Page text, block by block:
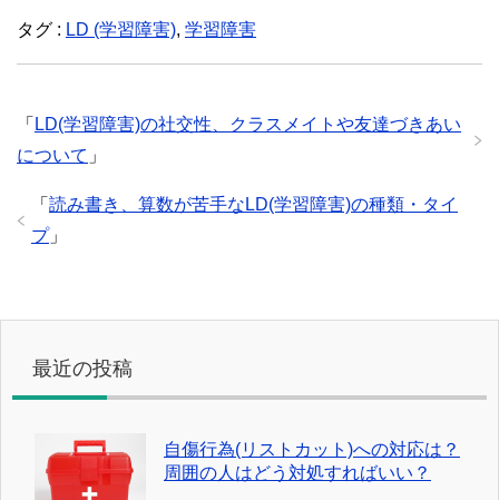
タグ : LD (学習障害), 学習障害
「 LD(学習障害)の社交性、クラスメイトや友達づきあい
について 」
「 読み書き、算数が苦手なLD(学習障害)の種類・タイ
プ」
最近の投稿
自傷行為(リストカット)への対応は？
周囲の人はどう対処すればいい？